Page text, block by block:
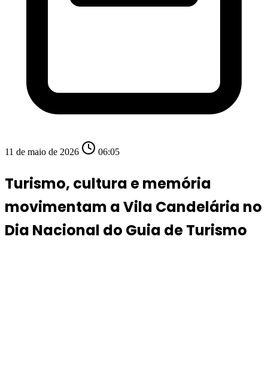
11 de maio de 2026 06:05
Turismo, cultura e memória
movimentam a Vila Candelária no
Dia Nacional do Guia de Turismo